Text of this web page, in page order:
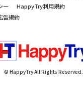
ー
HappyTry利用規約
告規約
© HappyTry All Rights Reserved.